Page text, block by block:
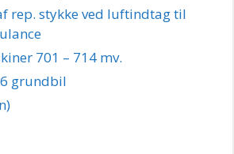
rep. stykke ved luftindtag til
701 – 714 mv.
grundbil